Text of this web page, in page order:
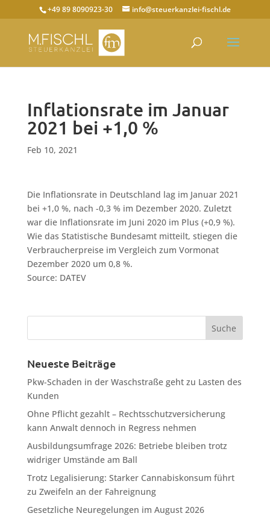
+49 89 8090923-30 info@steuerkanzlei-fischl.de
Inflationsrate im Januar
2021 bei +1,0 %
Feb 10, 2021
Die Inflationsrate in Deutschland lag im Januar 2021
bei +1,0 %, nach -0,3 % im Dezember 2020. Zuletzt
war die Inflationsrate im Juni 2020 im Plus (+0,9 %).
Wie das Statistische Bundesamt mitteilt, stiegen die
Verbraucherpreise im Vergleich zum Vormonat
Dezember 2020 um 0,8 %.
Source: DATEV
Neueste Beiträge
Pkw-Schaden in der Waschstraße geht zu Lasten des
Kunden
Ohne Pflicht gezahlt – Rechtsschutzversicherung
kann Anwalt dennoch in Regress nehmen
Ausbildungsumfrage 2026: Betriebe bleiben trotz
widriger Umstände am Ball
Trotz Legalisierung: Starker Cannabiskonsum führt
zu Zweifeln an der Fahreignung
Gesetzliche Neuregelungen im August 2026